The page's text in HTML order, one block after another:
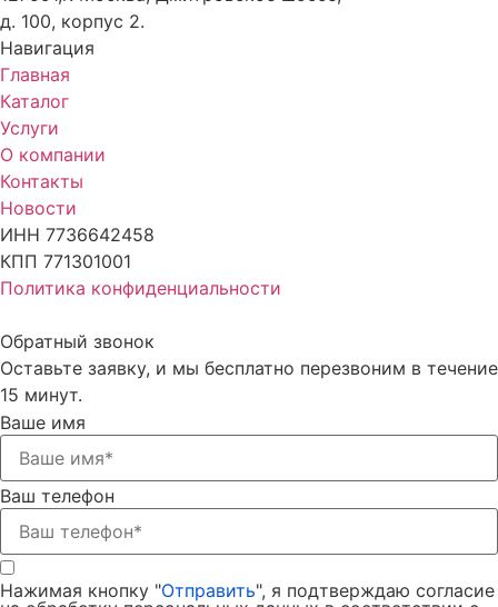
д. 100, корпус 2.
Навигация
Главная
Каталог
Услуги
О компании
Контакты
Новости
ИНН 7736642458
КПП 771301001
Политика конфиденциальности
Обратный звонок
Оставьте заявку, и мы бесплатно перезвоним в течение
15 минут.
Ваше имя
Ваш телефон
Нажимая кнопку "Отправить", я подтверждаю согласие